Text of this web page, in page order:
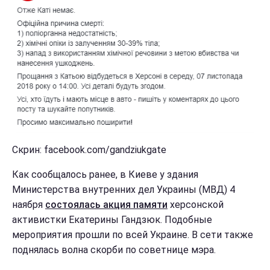
Скрин: facebook.com/gandziukgate
Как сообщалось ранее, в Киеве у здания
Министерства внутренних дел Украины (МВД) 4
наября состоялась акция памяти херсонской
активистки Екатерины Гандзюк. Подобные
мероприятия прошли по всей Украине. В сети также
поднялась волна скорби по советнице мэра.